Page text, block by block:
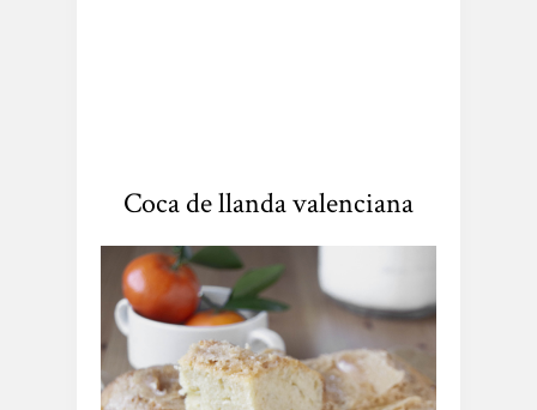
Coca de llanda valenciana